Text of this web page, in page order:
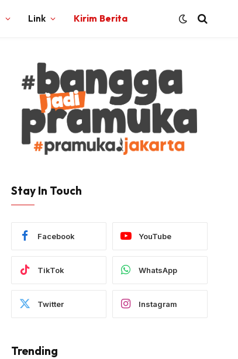
Link Kirim Berita
Stay In Touch
Facebook YouTube
TikTok WhatsApp
Twitter Instagram
Trending